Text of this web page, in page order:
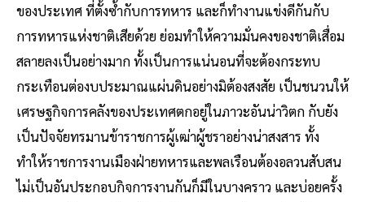
ของประเทศ ที่ตั้งซ้ำกับการทหาร และก็ทำงานแข่งดีกันกับ
การทหารแห่งชาติเสียด้วย ย่อมทำให้ความมั่นคงของชาติเสื่อม
สลายลงเป็นอย่างมาก ทั้งเป็นการแน่นอนที่จะต้องกระทบ
กระเทือนต่องบประมาณแผ่นดินอย่างมิต้องสงสัย เป็นชนวนให้
เศรษฐกิจการคลังของประเทศตกอยู่ในภาวะอันน่าวิตก กับยัง
เป็นปัจจัยทรมานข้าราชการผู้เฒ่าผู้ชราอย่างน่าสงสาร ทั้ง
ทำให้ราชการงานเมืองฝ่ายทหารและพลเรือนต้องอลวนสับสน
ไม่เป็นอันประกอบกิจการงานกันก็มีในบางคราว และบ่อยครั้ง